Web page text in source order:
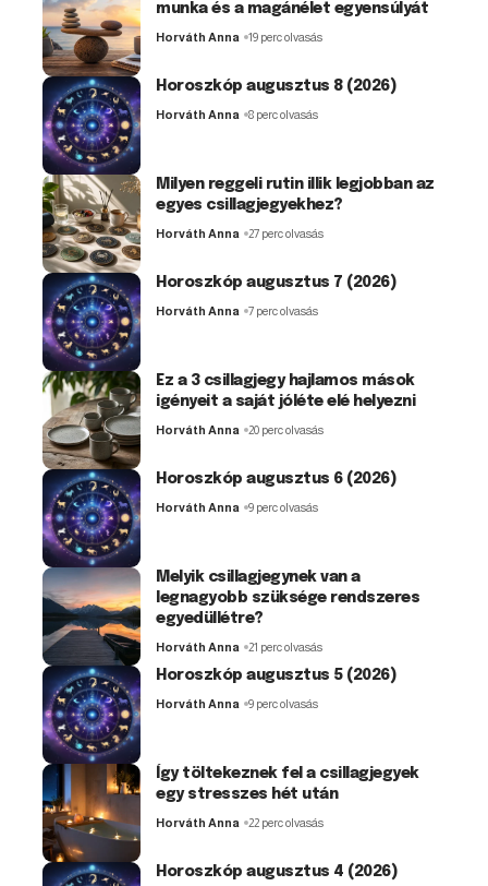
munka és a magánélet egyensúlyát
Horváth Anna 19 perc olvasás
Horoszkóp augusztus 8 (2026)
Horváth Anna 8 perc olvasás
Milyen reggeli rutin illik legjobban az
egyes csillagjegyekhez?
Horváth Anna 27 perc olvasás
Horoszkóp augusztus 7 (2026)
Horváth Anna 7 perc olvasás
Ez a 3 csillagjegy hajlamos mások
igényeit a saját jóléte elé helyezni
Horváth Anna 20 perc olvasás
Horoszkóp augusztus 6 (2026)
Horváth Anna 9 perc olvasás
Melyik csillagjegynek van a
legnagyobb szüksége rendszeres
egyedüllétre?
Horváth Anna 21 perc olvasás
Horoszkóp augusztus 5 (2026)
Horváth Anna 9 perc olvasás
Így töltekeznek fel a csillagjegyek
egy stresszes hét után
Horváth Anna 22 perc olvasás
Horoszkóp augusztus 4 (2026)